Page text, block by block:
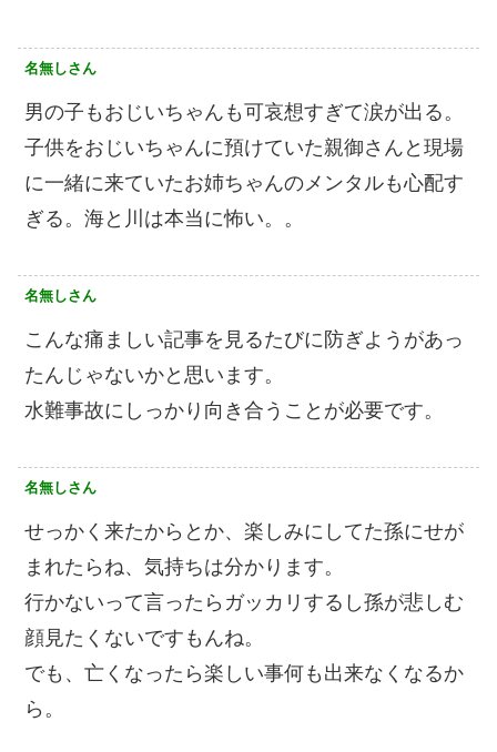
名無しさん
男の子もおじいちゃんも可哀想すぎて涙が出る。
子供をおじいちゃんに預けていた親御さんと現場
に一緒に来ていたお姉ちゃんのメンタルも心配す
ぎる。海と川は本当に怖い。。
名無しさん
こんな痛ましい記事を見るたびに防ぎようがあっ
たんじゃないかと思います。
水難事故にしっかり向き合うことが必要です。
名無しさん
せっかく来たからとか、楽しみにしてた孫にせが
まれたらね、気持ちは分かります。
行かないって言ったらガッカリするし孫が悲しむ
顔見たくないですもんね。
でも、亡くなったら楽しい事何も出来なくなるか
ら。